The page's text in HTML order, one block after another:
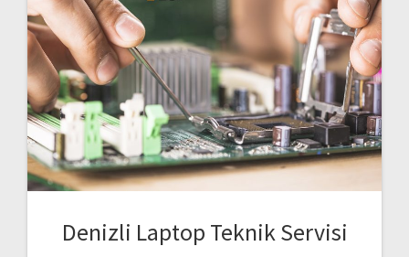
Denizli Laptop Teknik Servisi